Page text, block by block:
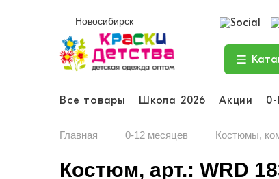
Новосибирск
Все товары Школа 2026 Акции 0-
Главная 0-12 месяцев Костюмы,
Костюм, арт.: WRD